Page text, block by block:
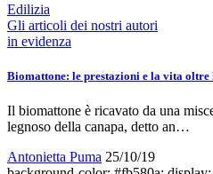
Edilizia
Gli articoli dei nostri autori
in evidenza
Biomattone: le prestazioni e la vita oltre
Il biomattone è ricavato da una
legnoso della canapa, detto an…
Antonietta Puma 25/10/19